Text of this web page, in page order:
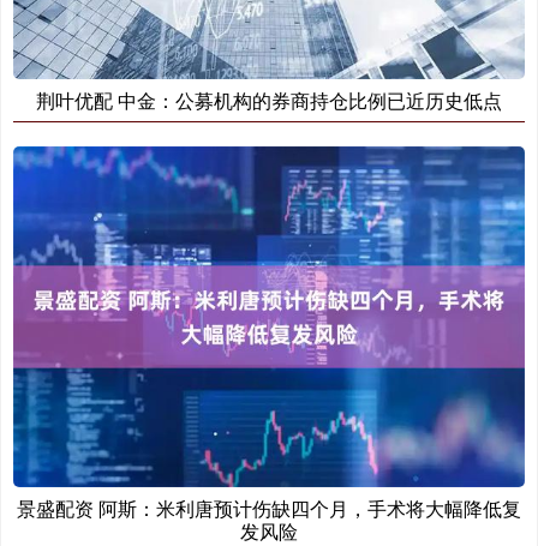
荆叶优配 中金：公募机构的券商持仓比例已近历史低点
景盛配资 阿斯：米利唐预计伤缺四个月，手术将大幅降低复
发风险